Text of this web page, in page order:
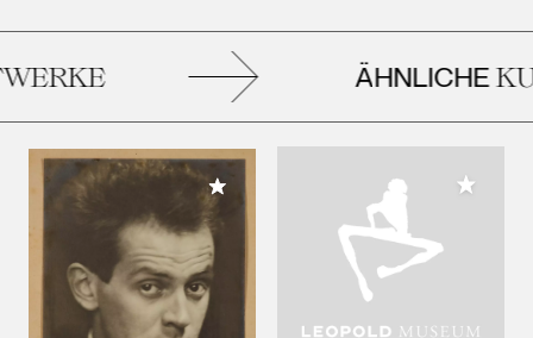
ÄHNLICHE
Meiner Sammlung hinzufügen Meiner